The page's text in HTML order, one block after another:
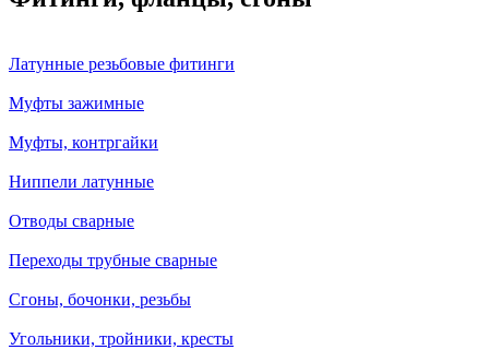
Латунные резьбовые фитинги
Муфты зажимные
Муфты, контргайки
Ниппели латунные
Отводы сварные
Переходы трубные сварные
Сгоны, бочонки, резьбы
Угольники, тройники, кресты